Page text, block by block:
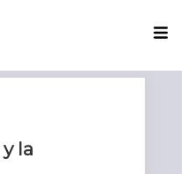
la